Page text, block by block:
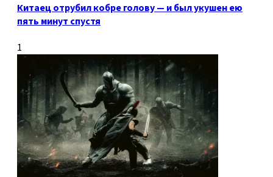
Китаец отрубил кобре голову — и был укушен ею
пять минут спустя
1